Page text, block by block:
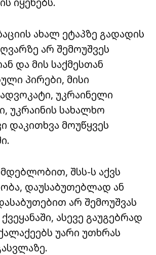
ახალ ეტაპზე გადადის
არ შემოუშვეს
და მის საქმესთან
პირები, მისი
უკრაინელი
უკრაინის სახალხო
დაკითხვა მოუწყვეს
შსს-ს აქვს
დაუსაბუთებლად ან
არ შემოუშვას
ასევე გაუგებრად
უარი უთხრას